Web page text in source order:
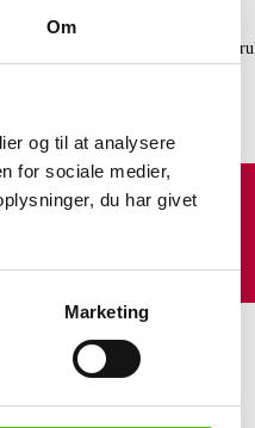
Om
og til at analysere
for sociale medier,
du har givet
Marketing
model J39. Sæt på otte hynder,